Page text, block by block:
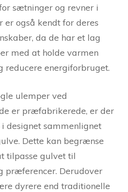
sætninger og revner i
er også kendt for deres
da de har et lag
med at holde varmen
reducere energiforbruget.
ulemper ved
er præfabrikerede, er der
designet sammenlignet
Dette kan begrænse
tilpasse gulvet til
præferencer. Derudover
dyrere end traditionelle